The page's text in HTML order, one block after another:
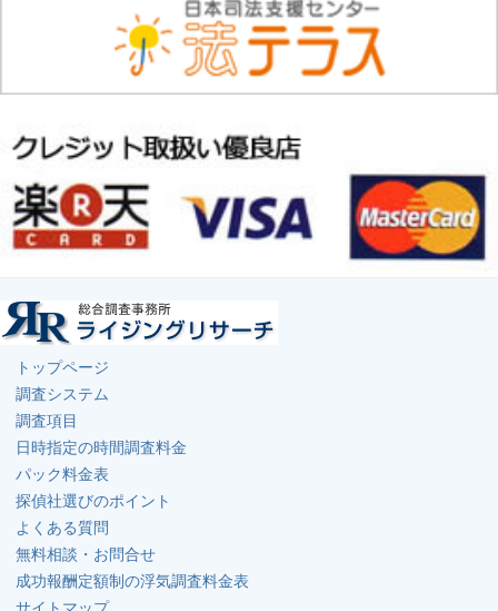
トップページ
調査システム
調査項目
日時指定の時間調査料金
パック料金表
探偵社選びのポイント
よくある質問
無料相談・お問合せ
成功報酬定額制の浮気調査料金表